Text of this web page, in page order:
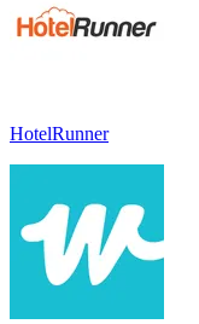
HotelRunner